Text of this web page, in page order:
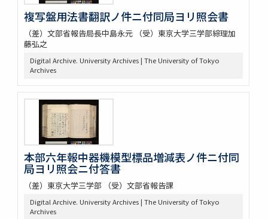
複写盤用法書翻訳ノ件ニ付同局ヨリ照会書
（差）文部省報告局長中島永元 （受）東京大学三学部綜理加
藤弘之
Digital Archive. University Archives | The University of Tokyo
Archives
本部六年報中器機模型標品増減表ノ件ニ付同
局ヨリ照会ニ付答書
（差）東京大学三学部 （受）文部省報告課
Digital Archive. University Archives | The University of Tokyo
Archives